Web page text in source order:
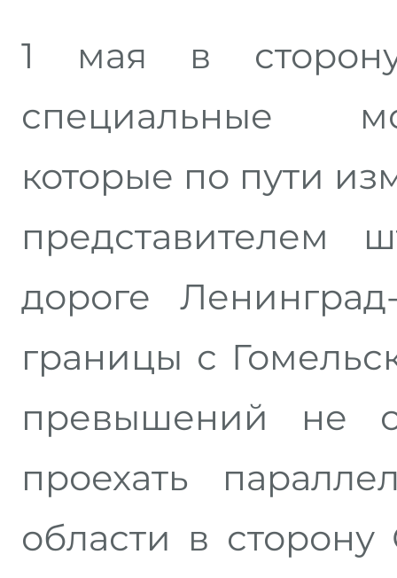
1 мая в
специальные
которые по пути
представителем
дороге
границы с
превышений не
проехать
области в